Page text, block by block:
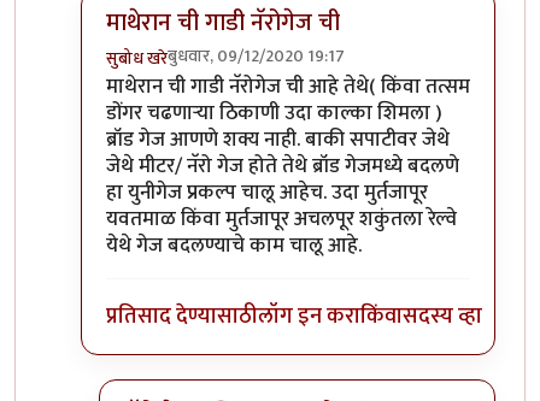
माथेरान ची गाडी नॅरोगेज ची
सुबोध खरेबुधवार, 09/12/2020 19:17
In reply toमाथेरानची आहेच.byकंजूस
माथेरान ची गाडी नॅरोगेज ची आहे तेथे( किंवा तत्सम
डोंगर चढणाऱ्या ठिकाणी उदा काल्का शिमला )
ब्रॉड गेज आणणे शक्य नाही. बाकी सपाटीवर जेथे
जेथे मीटर/ नॅरो गेज होते तेथे ब्रॉड गेजमध्ये बदलणे
हा युनीगेज प्रकल्प चालू आहेच. उदा मुर्तजापूर
यवतमाळ किंवा मुर्तजापूर अचलपूर शकुंतला रेल्वे
येथे गेज बदलण्याचे काम चालू आहे.
प्रतिसाद देण्यासाठीलॉग इन कराकिंवासदस्य व्हा